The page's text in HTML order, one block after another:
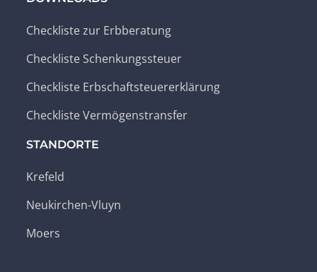
Checkliste zur Erbberatung
Checkliste Schenkungssteuer
Checkliste Erbschaftsteuererklärung
Checkliste Vermögenstransfer
STANDORTE
Krefeld
Neukirchen-Vluyn
Moers